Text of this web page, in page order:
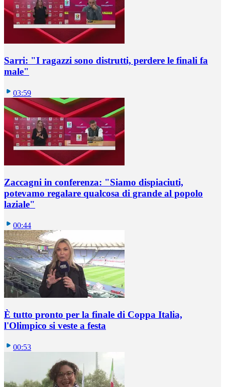
Sarri: "I ragazzi sono distrutti, perdere le finali fa
male"
03:59
Zaccagni in conferenza: "Siamo dispiaciuti,
potevamo regalare qualcosa di grande al popolo
laziale"
00:44
È tutto pronto per la finale di Coppa Italia,
l'Olimpico si veste a festa
00:53